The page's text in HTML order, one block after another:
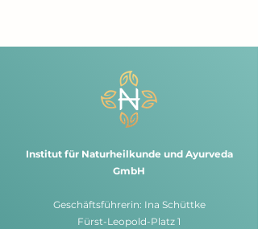
Institut für Naturheilkunde und Ayurveda
GmbH
Geschäftsführerin: Ina Schüttke
Fürst-Leopold-Platz 1